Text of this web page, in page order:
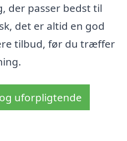
der passer bedst til
det er altid en god
tilbud, før du træffer
uforpligtende